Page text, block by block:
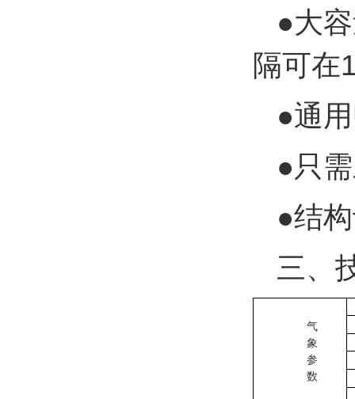
●大
隔可在
●通
●只
●结
三、
气
象
参
数